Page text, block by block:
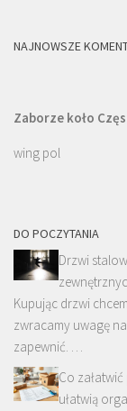
NAJNOWSZE
Zaborze koło
wing pol
DO POCZYTANIA
Drzwi
Kupując drzwi
zwracamy uwagę
zapewnić. …
Co
ułatwią